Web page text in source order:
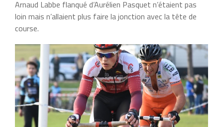
Arnaud Labbe flanqué d’Aurélien Pasquet n’étaient pas
loin mais n’allaient plus faire la jonction avec la tête de
course.